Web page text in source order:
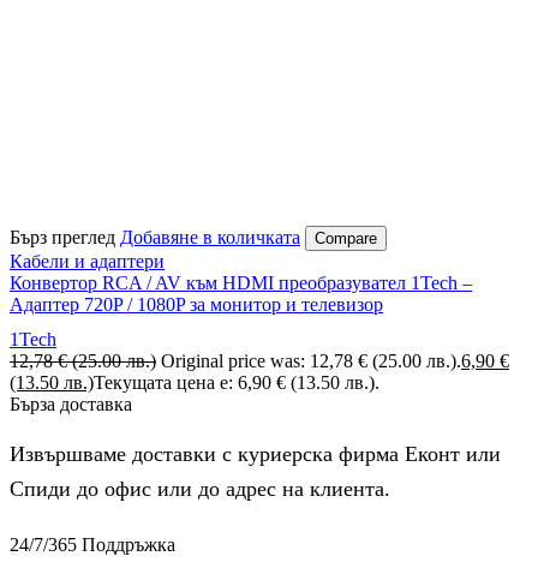
Бърз преглед Добавяне в количката Compare
Кабели и адаптери
Конвертор RCA / AV към HDMI преобразувател 1Tech –
Адаптер 720P / 1080P за монитор и телевизор
1Tech
12,78€ (25.00 лв.) Original price was: 12,78 € (25.00 лв.).6,90 €
(13.50 лв.)Текущата цена е: 6,90 € (13.50 лв.).
Бърза доставка
Извършваме доставки с куриерска фирма Еконт или
Спиди до офис или до адрес на клиента.
24/7/365 Поддръжка